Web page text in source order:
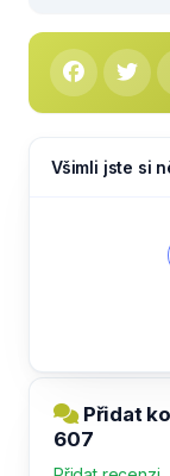
Všimli jste si
Přidat
607